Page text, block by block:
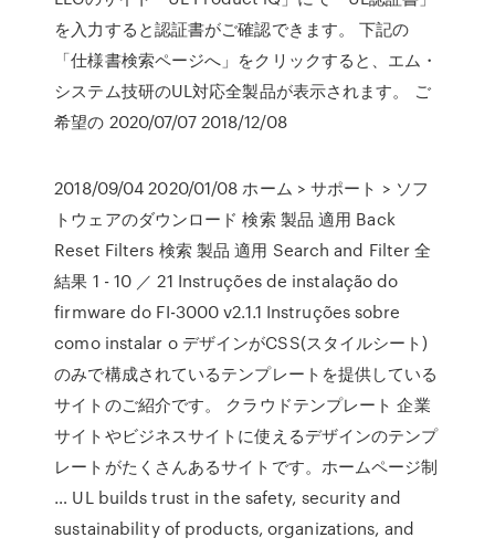
を入力すると認証書がご確認できます。 下記の
「仕様書検索ページへ」をクリックすると、エム・
システム技研のUL対応全製品が表示されます。 ご
希望の 2020/07/07 2018/12/08
2018/09/04 2020/01/08 ホーム > サポート > ソフ
トウェアのダウンロード 検索 製品 適用 Back
Reset Filters 検索 製品 適用 Search and Filter 全
結果 1 - 10 ／ 21 Instruções de instalação do
firmware do FI-3000 v2.1.1 Instruções sobre
como instalar o デザインがCSS(スタイルシート)
のみで構成されているテンプレートを提供している
サイトのご紹介です。 クラウドテンプレート 企業
サイトやビジネスサイトに使えるデザインのテンプ
レートがたくさんあるサイトです。ホームページ制
… UL builds trust in the safety, security and
sustainability of products, organizations, and